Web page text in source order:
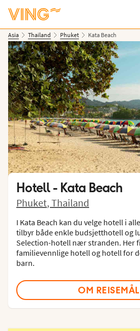
Asia Thailand Phuket Kata Beach
Vis bilder
Hotell - Kata Beach
Phuket, Thailand
I Kata Beach kan du velge hotell i
tilbyr både enkle budsjetthotell og
Selection-hotell nær stranden. Her
familievennlige hotell og hotell for
barn.
OM